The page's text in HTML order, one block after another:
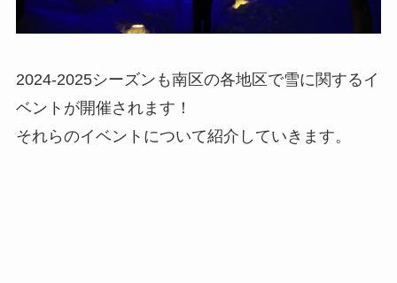
2024-2025シーズンも南区の各地区で雪に関するイ
ベントが開催されます！
それらのイベントについて紹介していきます。